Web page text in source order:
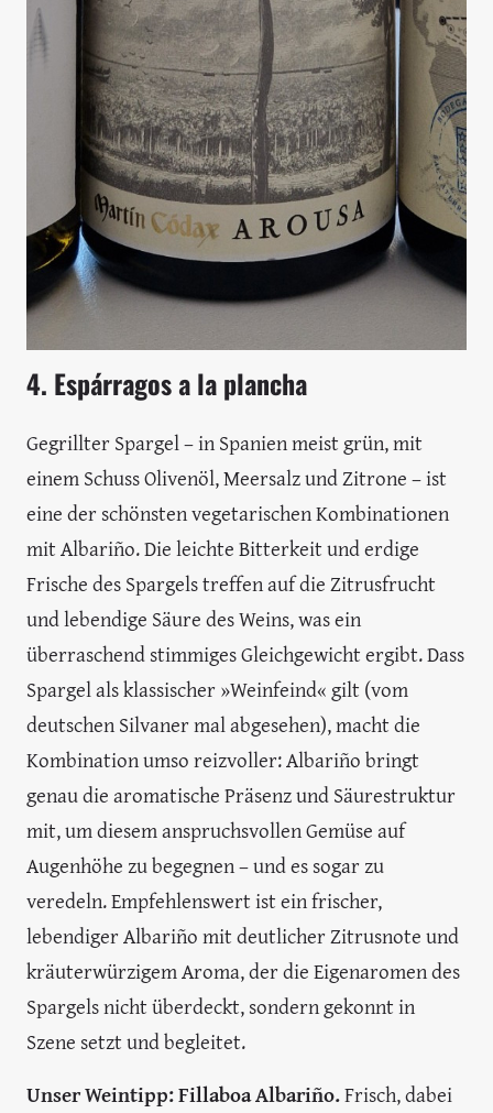
4. Espárragos a la plancha
Gegrillter Spargel – in Spanien meist grün, mit
einem Schuss Olivenöl, Meersalz und Zitrone – ist
eine der schönsten vegetarischen Kombinationen
mit Albariño. Die leichte Bitterkeit und erdige
Frische des Spargels treffen auf die Zitrusfrucht
und lebendige Säure des Weins, was ein
überraschend stimmiges Gleichgewicht ergibt. Dass
Spargel als klassischer »Weinfeind« gilt (vom
deutschen Silvaner mal abgesehen), macht die
Kombination umso reizvoller: Albariño bringt
genau die aromatische Präsenz und Säurestruktur
mit, um diesem anspruchsvollen Gemüse auf
Augenhöhe zu begegnen – und es sogar zu
veredeln. Empfehlenswert ist ein frischer,
lebendiger Albariño mit deutlicher Zitrusnote und
kräuterwürzigem Aroma, der die Eigenaromen des
Spargels nicht überdeckt, sondern gekonnt in
Szene setzt und begleitet.
Unser Weintipp: Fillaboa Albariño.Frisch, dabei